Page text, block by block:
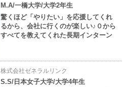
M.A/一橋大学/大学2年生
驚くほど「やりたい」を応援してくれ
るから、会社に行くのが楽しい♪０から
すべてを教えてくれた長期インターン
株式会社ゼネラルリンク
S.S/日本女子大学/大学4年生